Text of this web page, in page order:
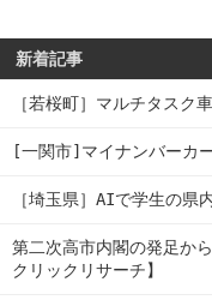
新着記事
［若桜町］マルチタスク
[一関市]マイナンバーカ
［埼玉県］AIで学生の県
第二次高市内閣の発足か
クリックリサーチ】